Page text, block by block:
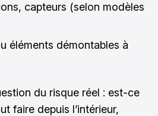
capteurs (selon modèles
éléments démontables à
du risque réel : est-ce
faire depuis l’intérieur,